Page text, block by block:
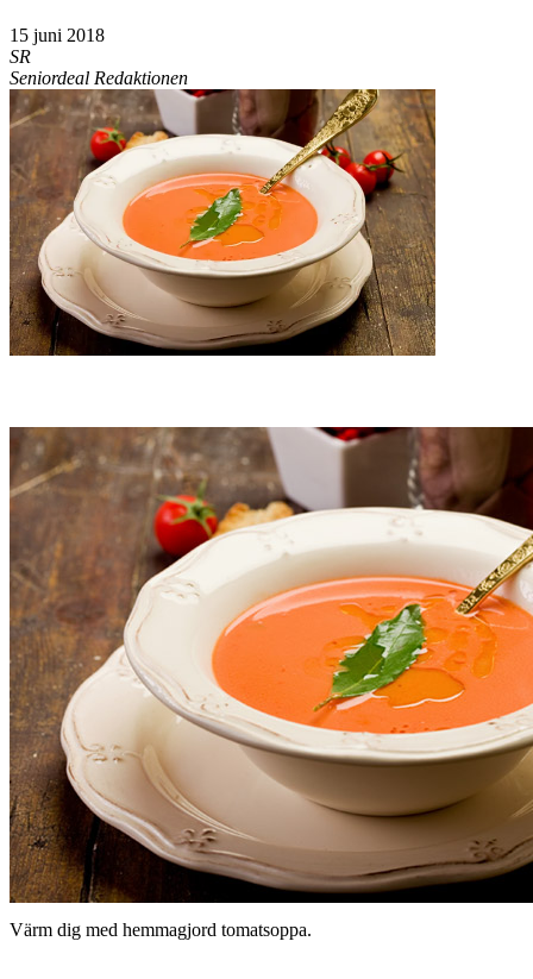
15 juni 2018
SR
Seniordeal Redaktionen
Värm dig med hemmagjord tomatsoppa.